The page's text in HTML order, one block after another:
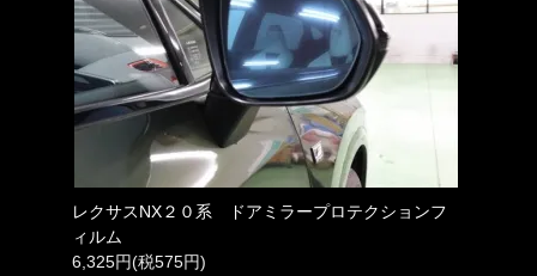
レクサスNX２０系 ドアミラープロテクションフ
ィルム
6,325円(税575円)